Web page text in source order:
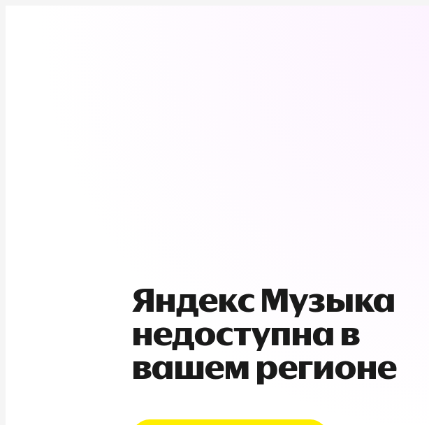
Яндекс Музыка
недоступна в
вашем регионе